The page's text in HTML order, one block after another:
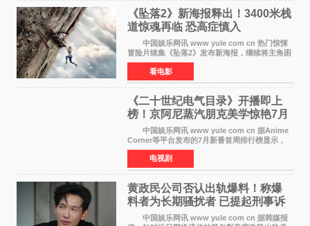
《坠落2》新海报释出！3400米栈
道惊魂再临 恐高症慎入
中国娱乐网讯 www yule com cn 热门惊悚
冒险片续集《坠落2》发布新海报，继续将主角困
于绝境高处——这一次，是摇摇欲坠的徒步栈
道。该片将于今年9月2日北美上映，恐高症患者
请提前做好心理
看电影
《二十世纪电气目录》开播即上
榜！京阿尼蒸汽朋克美学惊艳7月
新番季
中国娱乐网讯 www yule com cn 据Anime
Corner等平台发布的7月新番首周排行榜显示，
由京都动画制作的《二十世纪电气目录》在多个
榜单中表现亮眼，位列AniLab全球TOP10第十
名。该剧改编自结
电视剧
黄政民公司否认出轨爆料！称爆
料者为长期骚扰者 已提起刑事诉
中国娱乐网讯 www yule com cn 据韩媒报